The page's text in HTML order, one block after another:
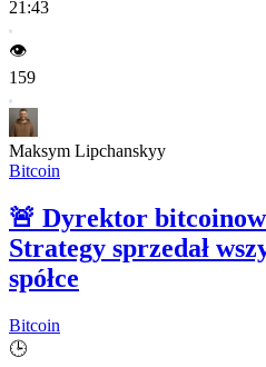
21:43
👁️
159
Maksym Lipchanskyy
Bitcoin
🚨 Dyrektor
Strategy sprzedał
spółce
Bitcoin
🕒